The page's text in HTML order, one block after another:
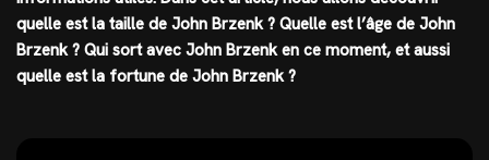
quelle estla taille de John Brzenk ? Quelle est l’âge de John
Brzenk ? Qui sort avec John Brzenk en ce moment, et aussi
quelle est la fortune de John Brzenk ?